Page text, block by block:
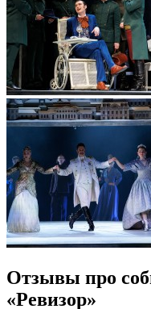
Отзывы про
«Ревизор»